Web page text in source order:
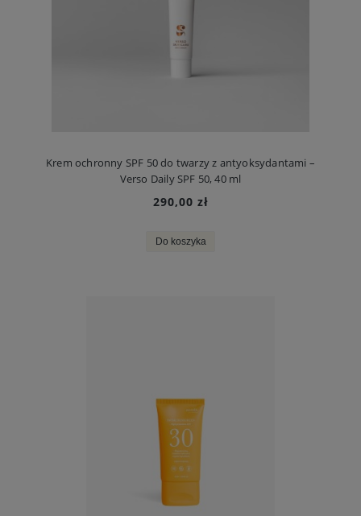
Krem ochronny SPF 50 do twarzy z antyoksydantami –
Verso Daily SPF 50, 40 ml
290,00 zł
Do koszyka